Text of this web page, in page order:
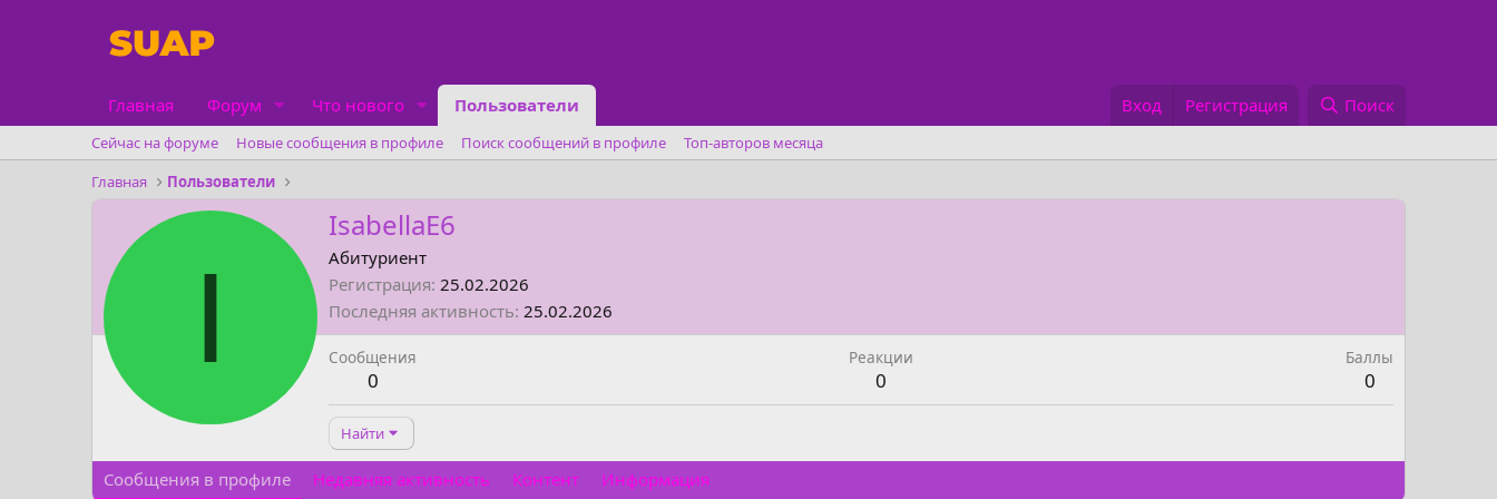
Главная Форум Что нового Пользователи Вход Регистрация Поиск
Сейчас на форуме Новые сообщения в профиле Поиск сообщений в профиле
Топ-авторов месяца
Главная
Пользователи
I
IsabellaE6
Абитуриент
Регистрация 25.02.2026
Последняя активность 25.02.2026
Сообщения
0
Реакции
0
Баллы
0
Найти
Сообщения в профиле Недавняя активность Контент Информация